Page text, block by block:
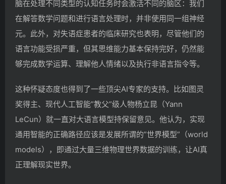
脑在处理不同类型的认知任务时会激活不同的脑区：我们
在解答数学问题和进行语言处理时，并非使用同一组神经
元。此外，对失语症患者的临床研究也表明，尽管他们的
语言功能受损严重，但其思维能力基本保持完好，仍然能
够完成数学运算、理解他人情绪以及执行非语言指令等。
这种怀疑态度也得到了一些顶尖AI专家的支持。比如图灵
奖得主、现代人工智能”教父”级人物杨立昆（Yann
LeCun）就一直对大语言模型持保留意见。他认为，实现
通用智能的正确路径应该是发展所谓的”世界模型”（world
models），即通过大量三维物理世界数据的训练，让AI真
正理解现实世界。